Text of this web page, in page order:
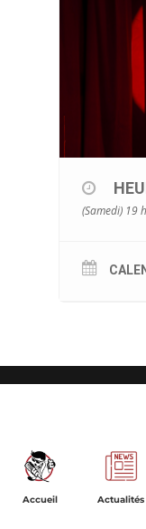
(Samedi) 19
Accueil Actualités